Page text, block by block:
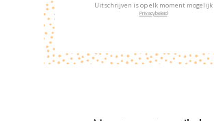
Uitschrijven is op elk moment mogelijk
Privacybeleid